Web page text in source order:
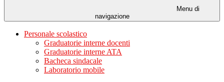
Menu di
navigazione
Personale scolastico
Graduatorie interne docenti
Graduatorie interne ATA
Bacheca sindacale
Laboratorio mobile